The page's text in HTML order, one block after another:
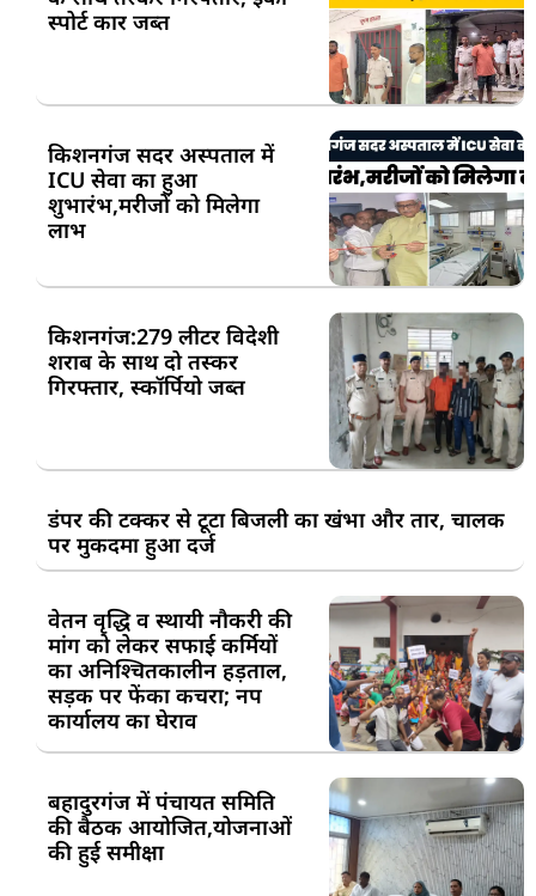
स्पोर्ट कार जब्त
किशनगंज सदर अस्पताल में
ICU सेवा का हुआ
शुभारंभ,मरीजों को मिलेगा
लाभ
किशनगंज:279 लीटर विदेशी
शराब के साथ दो तस्कर
गिरफ्तार, स्कॉर्पियो जब्त
डंपर की टक्कर से टूटा बिजली का खंभा और तार, चालक
पर मुकदमा हुआ दर्ज
वेतन वृद्धि व स्थायी नौकरी की
मांग को लेकर सफाई कर्मियों
का अनिश्चितकालीन हड़ताल,
सड़क पर फेंका कचरा; नप
कार्यालय का घेराव
बहादुरगंज में पंचायत समिति
की बैठक आयोजित,योजनाओं
की हुई समीक्षा